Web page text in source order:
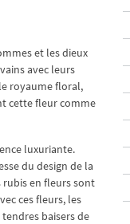
et les dieux
avec leurs
royaume floral,
cette fleur comme
luxuriante.
du design de la
en fleurs sont
ces fleurs, les
baisers de